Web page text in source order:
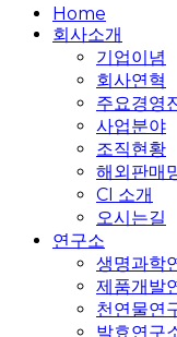
Close
Menu
Home
회사소개
기업이념
회사연혁
주요경영
사업분야
조직현황
해외판매
CI 소개
오시는길
연구소
생명과학
제품개발
천연물연
발효연구